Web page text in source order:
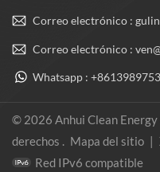
Correo electrónico :
Correo electrónico :
Whatsapp :
© 2026 Anhui Clean Energy
derechos . Mapa del sitio |
Red IPv6 compatible